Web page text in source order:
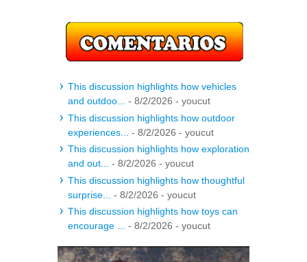
This discussion highlights how vehicles
and outdoo...
- 8/2/2026 - youcut
This discussion highlights how outdoor
experiences...
- 8/2/2026 - youcut
This discussion highlights how exploration
and out...
- 8/2/2026 - youcut
This discussion highlights how thoughtful
surprise...
- 8/2/2026 - youcut
This discussion highlights how toys can
encourage ...
- 8/2/2026 - youcut